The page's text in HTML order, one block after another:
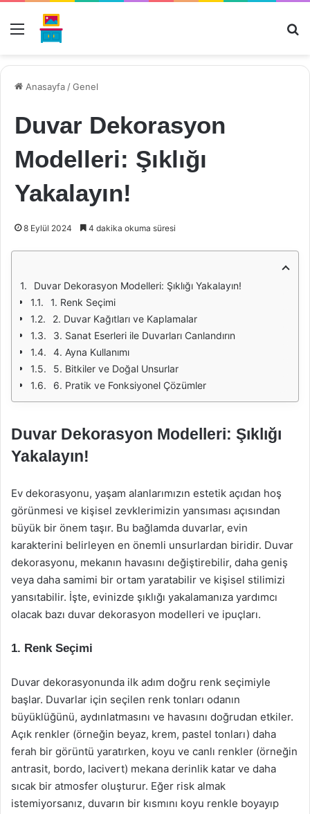
Menü
Anasayfa /Genel
Duvar Dekorasyon
Modelleri: Şıklığı
Yakalayın!
8 Eylül 2024 4 dakika okuma süresi
Duvar Dekorasyon Modelleri: Şıklığı Yakalayın!
1. Renk Seçimi
2. Duvar Kağıtları ve Kaplamalar
3. Sanat Eserleri ile Duvarları Canlandırın
4. Ayna Kullanımı
5. Bitkiler ve Doğal Unsurlar
6. Pratik ve Fonksiyonel Çözümler
Duvar Dekorasyon Modelleri: Şıklığı
Yakalayın!
Ev dekorasyonu, yaşam alanlarımızın estetik açıdan hoş
görünmesi ve kişisel zevklerimizin yansıması açısından
büyük bir önem taşır. Bu bağlamda duvarlar, evin
karakterini belirleyen en önemli unsurlardan biridir. Duvar
dekorasyonu, mekanın havasını değiştirebilir, daha geniş
veya daha samimi bir ortam yaratabilir ve kişisel stilimizi
yansıtabilir. İşte, evinizde şıklığı yakalamanıza yardımcı
olacak bazı duvar dekorasyon modelleri ve ipuçları.
1. Renk Seçimi
Duvar dekorasyonunda ilk adım doğru renk seçimiyle
başlar. Duvarlar için seçilen renk tonları odanın
büyüklüğünü, aydınlatmasını ve havasını doğrudan etkiler.
Açık renkler (örneğin beyaz, krem, pastel tonları) daha
ferah bir görüntü yaratırken, koyu ve canlı renkler (örneğin
antrasit, bordo, lacivert) mekana derinlik katar ve daha
sıcak bir atmosfer oluşturur. Eğer risk almak
istemiyorsanız, duvarın bir kısmını koyu renkle boyayıp